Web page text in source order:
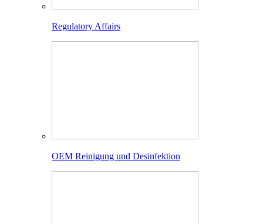
Regulatory Affairs
OEM Reinigung und Desinfektion